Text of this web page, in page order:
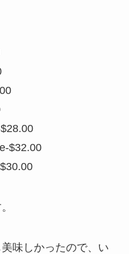
$32.00
味しかったので、い